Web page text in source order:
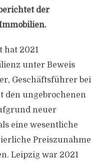
der
hat 2021
unter Beweis
Geschäftsführer bei
den ungebrochenen
neuer
eine wesentliche
Preiszunahme
Leipzig war 2021